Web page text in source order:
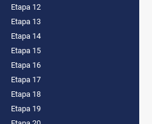
Etapa 12
Etapa 13
Etapa 14
Etapa 15
Etapa 16
Etapa 17
Etapa 18
Etapa 19